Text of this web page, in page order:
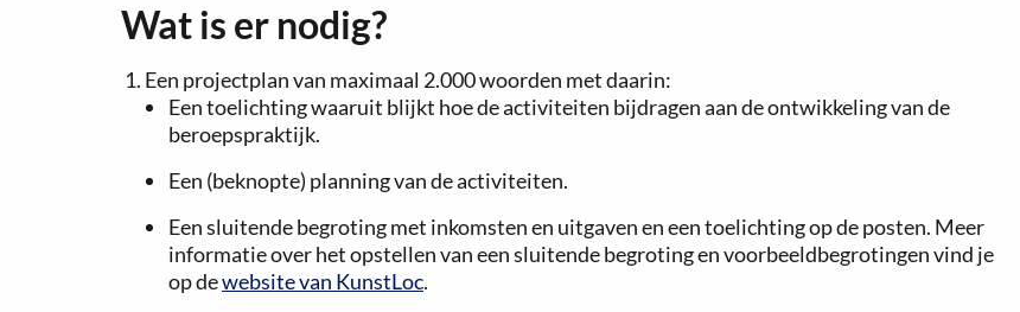
Wat is er nodig?
Een projectplan van maximaal 2.000 woorden met daarin:
Een toelichting waaruit blijkt hoe de activiteiten bijdragen aan de ontwikkeling van de
beroepspraktijk.
Een (beknopte) planning van de activiteiten.
Een sluitende begroting met inkomsten en uitgaven en een toelichting op de posten. Meer
informatie over het opstellen van een sluitende begroting en voorbeeldbegrotingen vind je
op dewebsite van KunstLoc.